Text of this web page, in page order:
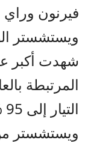
فيرنون
ويستشستر
شهدت أكبر
المرتبطة
ويستشستر